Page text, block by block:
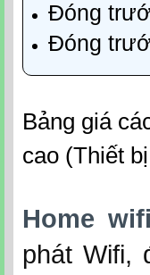
Đóng
Đóng
Bảng giá
cao (Thiết
Home
phát Wifi,